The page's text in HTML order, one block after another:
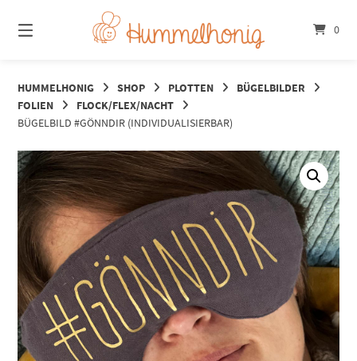
zum
Inhalt
0
HUMMELHONIG SHOP PLOTTEN
BÜGELBILDER
FOLIEN
FLOCK/FLEX/NACHT
BÜGELBILD #GÖNNDIR (INDIVIDUALISIERBAR)